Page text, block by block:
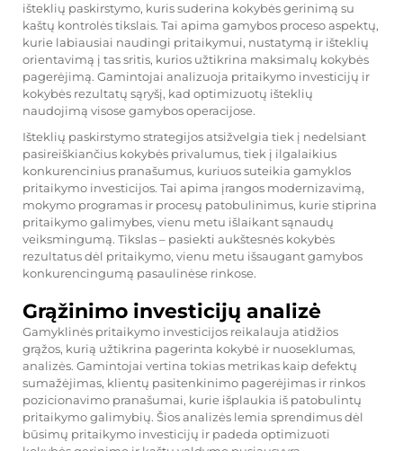
išteklių paskirstymo, kuris suderina kokybės gerinimą su
kaštų kontrolės tikslais. Tai apima gamybos proceso aspektų,
kurie labiausiai naudingi pritaikymui, nustatymą ir išteklių
orientavimą į tas sritis, kurios užtikrina maksimalų kokybės
pagerėjimą. Gamintojai analizuoja pritaikymo investicijų ir
kokybės rezultatų sąryšį, kad optimizuotų išteklių
naudojimą visose gamybos operacijose.
Išteklių paskirstymo strategijos atsižvelgia tiek į nedelsiant
pasireiškiančius kokybės privalumus, tiek į ilgalaikius
konkurencinius pranašumus, kuriuos suteikia gamyklos
pritaikymo investicijos. Tai apima įrangos modernizavimą,
mokymo programas ir procesų patobulinimus, kurie stiprina
pritaikymo galimybes, vienu metu išlaikant sąnaudų
veiksmingumą. Tikslas – pasiekti aukštesnės kokybės
rezultatus dėl pritaikymo, vienu metu išsaugant gamybos
konkurencingumą pasaulinėse rinkose.
Grąžinimo investicijų analizė
Gamyklinės pritaikymo investicijos reikalauja atidžios
grąžos, kurią užtikrina pagerinta kokybė ir nuoseklumas,
analizės. Gamintojai vertina tokias metrikas kaip defektų
sumažėjimas, klientų pasitenkinimo pagerėjimas ir rinkos
pozicionavimo pranašumai, kurie išplaukia iš patobulintų
pritaikymo galimybių. Šios analizės lemia sprendimus dėl
būsimų pritaikymo investicijų ir padeda optimizuoti